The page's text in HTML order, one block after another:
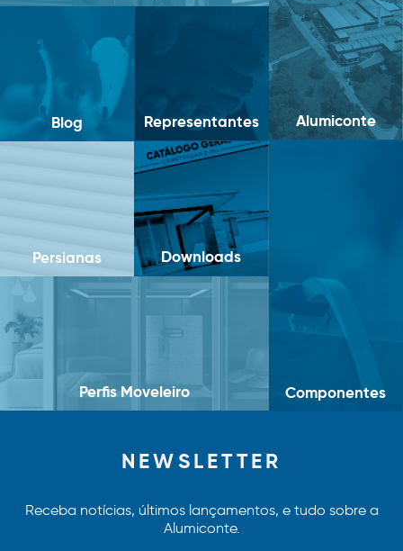
Alumiconte
Blog Representantes
Componentes
Persianas Downloads
Perfis Moveleiro
NEWSLETTER
Receba notícias, últimos lançamentos, e tudo sobre a
Alumiconte.